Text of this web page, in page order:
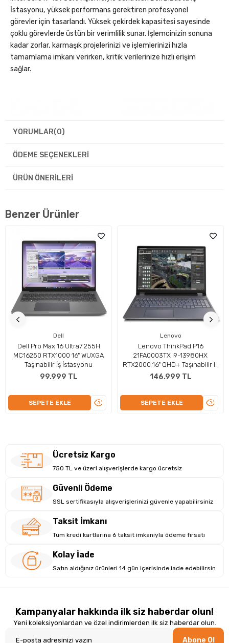
İstasyonu, yüksek performans gerektiren profesyonel
görevler için tasarlandı. Yüksek çekirdek kapasitesi sayesinde
çoklu görevlerde üstün bir verimlilik sunar. İşlemcinizin sonuna
kadar zorlar, karmaşık projelerinizi ve işlemlerinizi hızla
tamamlama imkanı verirken, kritik verilerinize hızlı erişim
sağlar.
Profesyonel Grafik Performansı!
NVIDIA RTX 5000 Ada Nesli (16 GB GDDR6) bellekle en
karmaşık grafik işleme görevlerinde bile kusursuz bir
performans sunar. Profesyonel uygulamalar için optimize
edilmiş ekran kartıyla, CAD yazılımları, 3D modelleme ve
yaratıcılığınızı en üst seviyeye çıkarırken, aynı zamanda
YORUMLAR(0)
ÖDEME SEÇENEKLERI
ÜRÜN ÖNERILERI
Benzer Ürünler
Dell
Dell Pro Max 16 Ultra7 255H
MC16250 RTX1000 16" WUXGA
Taşınabilir İş İstasyonu
99.999 TL
SEPETE EKLE
ÜRÜNÜ
Lenovo
Lenovo ThinkPad P16
21FA0003TX i9-13980HX
RTX2000 16" QHD+ Taşınabilir iş
istasyonu
146.999 TL
SEPETE EKLE
Ücretsiz Kargo
750 TL ve üzeri alışverişlerde kargo ücretsiz
Güvenli Ödeme
SSL sertifikasıyla alışverişlerinizi güvenle yapabilirsiniz
Taksit İmkanı
Tüm kredi kartlarına 6 taksit imkanıyla ödeme fırsatı
Kolay İade
Satın aldığınız ürünleri 14 gün içerisinde iade edebilirsin
Kampanyalar hakkında ilk siz haberdar olun!
Yeni koleksiyonlardan ve özel indirimlerden ilk siz haberdar olun.
Abone Ol